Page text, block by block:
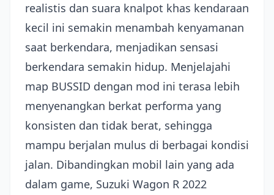
realistis dan suara knalpot khas kendaraan
kecil ini semakin menambah kenyamanan
saat berkendara, menjadikan sensasi
berkendara semakin hidup. Menjelajahi
map BUSSID dengan mod ini terasa lebih
menyenangkan berkat performa yang
konsisten dan tidak berat, sehingga
mampu berjalan mulus di berbagai kondisi
jalan. Dibandingkan mobil lain yang ada
dalam game, Suzuki Wagon R 2022